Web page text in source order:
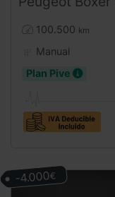
100.500 km
Manual
Plan Pive
-4.000€